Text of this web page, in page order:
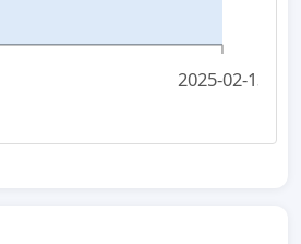
2025-02-13